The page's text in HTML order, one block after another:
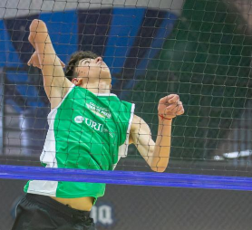
Julio Cézar Rizzi e Juliano Rizzi Jr.
participantes